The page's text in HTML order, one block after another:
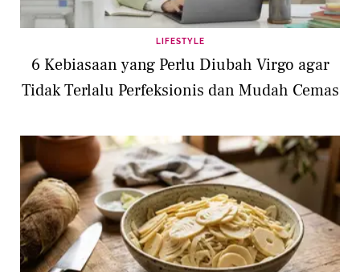
LIFESTYLE
6 Kebiasaan yang Perlu Diubah Virgo agar
Tidak Terlalu Perfeksionis dan Mudah Cemas